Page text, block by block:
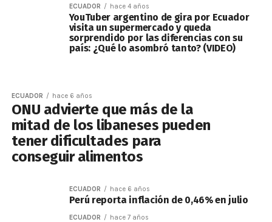
ECUADOR hace 4 años
YouTuber argentino de gira por Ecuador
visita un supermercado y queda
sorprendido por las diferencias con su
país: ¿Qué lo asombró tanto? (VIDEO)
ECUADOR hace 6 años
ONU advierte que más de la
mitad de los libaneses pueden
tener dificultades para
conseguir alimentos
ECUADOR hace 6 años
Perú reporta inflación de 0,46% en julio
ECUADOR hace 7 años